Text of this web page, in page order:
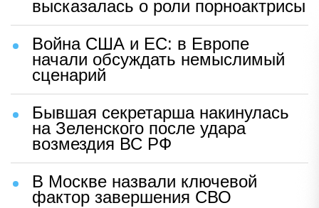
высказалась о роли порноактрисы
Война США и ЕС: в Европе
начали обсуждать немыслимый
сценарий
Бывшая секретарша накинулась
на Зеленского после удара
возмездия ВС РФ
В Москве назвали ключевой
фактор завершения СВО